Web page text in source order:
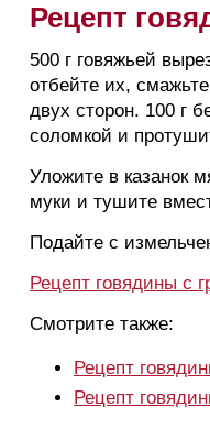
Рецепт
500 г говяжьей
отбейте их,
двух сторон. 100 г
соломкой и
Уложите в казанок
муки и тушите
Подайте с
Рецепт говядины с
Смотрите также:
Рецепт
Рецепт